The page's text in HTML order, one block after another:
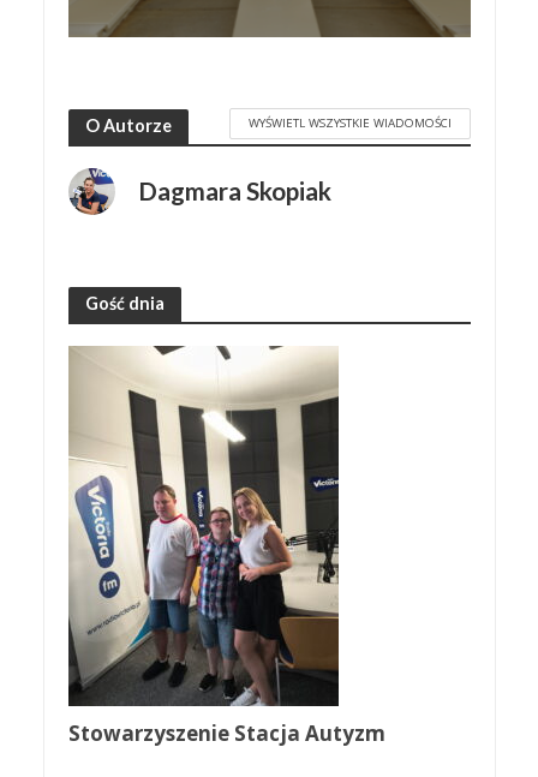
O Autorze WYŚWIETL WSZYSTKIE WIADOMOŚCI
Dagmara Skopiak
Gość dnia
Stowarzyszenie Stacja Autyzm